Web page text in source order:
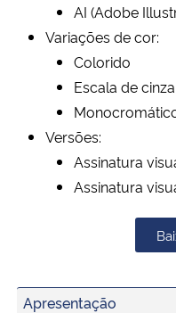
Ministério de Minas e Energia
Ministério da Ciência, Tecnologia,
Ministério do Meio Ambiente
Ministério do Turismo
Controladoria-Geral da União
Ministério da Mulher, da Família e
AI (Adobe
Variações de cor:
Colorido
Escala de cinza
Versões:
Assinatura
Assinatura
Apresentação